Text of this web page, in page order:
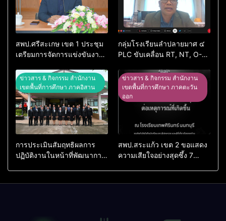
สพป.ศรีสะเกษ เขต 1 ประชุม
เตรียมการจัดการแข่งขันงาน
74 ปีการศึกษา 2569
กลุ่มโรงเรียนลำปลายมาศ ๔
PLC ขับเคลื่อน RT, NT, O-
ข่าวสาร & กิจกรรม สำนักงาน
เขตพื้นที่การศึกษา ภาคอิสาน
การประเมินสัมฤทธิผลการ
ปฏิบัติงานในหน้าที่พัฒนาการ
ข่าวสาร & กิจกรรม สำนักงาน
เขตพื้นที่การศึกษา ภาคตะวัน
ออก
สพป.สระแก้ว เขต 2 ขอแสดง
ความเสียใจอย่างสุดซึ้ง 7